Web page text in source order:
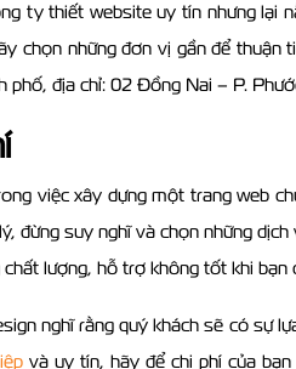
ty thiết website uy tín nhưng lại
chọn những đơn vị gần để
phố, địa chỉ: 02 Đồng Nai – P.
việc xây dựng một trang web
đừng suy nghĩ và chọn những
lượng, hỗ trợ không tốt khi bạn
nghĩ rằng quý khách sẽ có sự
và uy tín, hãy để chi phí của